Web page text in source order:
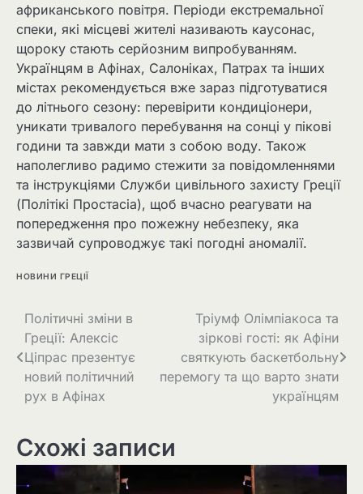
африканського повітря. Періоди екстремальної
спеки, які місцеві жителі називають каусонас,
щороку стають серйозним випробуванням.
Українцям в Афінах, Салоніках, Патрах та інших
містах рекомендується вже зараз підготуватися
до літнього сезону: перевірити кондиціонери,
уникати тривалого перебування на сонці у пікові
години та завжди мати з собою воду. Також
наполегливо радимо стежити за повідомленнями
та інструкціями Служби цивільного захисту Греції
(Політікі Простасіа), щоб вчасно реагувати на
попередження про пожежну небезпеку, яка
зазвичай супроводжує такі погодні аномалії.
НОВИНИ ГРЕЦІЇ
Політичні зміни в
Греції: Алексіс
Ціпрас презентує
новий політичний
рух в Афінах
Тріумф Олімпіакоса та
зіркові гості: як Афіни
святкують баскетбольну
перемогу та що варто знати
українцям
Схожі записи